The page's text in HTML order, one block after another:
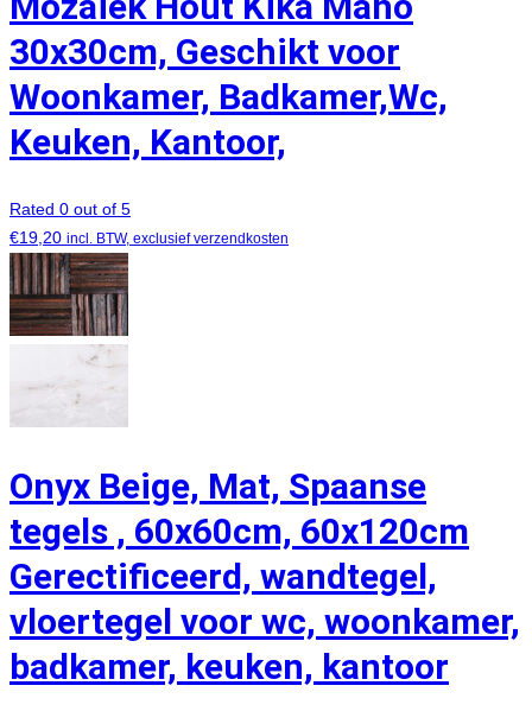
30x30cm, Geschikt voor
Woonkamer, Badkamer,Wc,
Keuken, Kantoor,
Rated 0 out of 5
€19,20 incl. BTW, exclusief verzendkosten
Onyx Beige, Mat, Spaanse
tegels , 60x60cm, 60x120cm
Gerectificeerd, wandtegel,
vloertegel voor wc, woonkamer,
badkamer, keuken, kantoor